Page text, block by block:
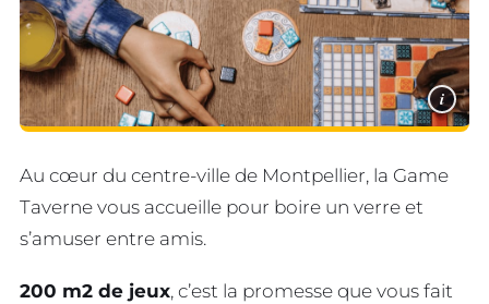
i
Au cœur du centre-ville de Montpellier, la Game
Taverne vous accueille pour boire un verre et
s’amuser entre amis.
200 m2 de jeux, c’est la promesse que vous fait